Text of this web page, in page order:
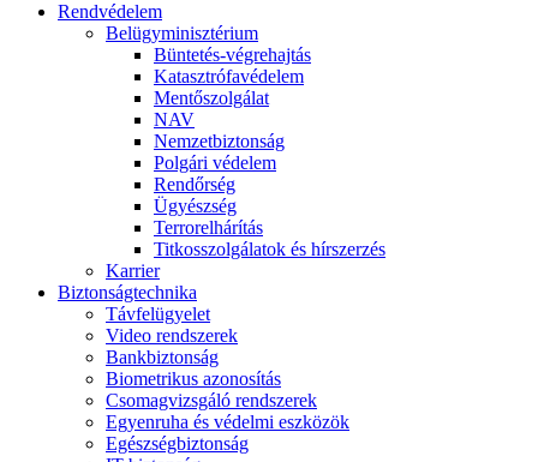
Rendvédelem
Belügyminisztérium
Büntetés-végrehajtás
Katasztrófavédelem
Mentőszolgálat
NAV
Nemzetbiztonság
Polgári védelem
Rendőrség
Ügyészség
Terrorelhárítás
Titkosszolgálatok és hírszerzés
Karrier
Biztonságtechnika
Távfelügyelet
Video rendszerek
Bankbiztonság
Biometrikus azonosítás
Csomagvizsgáló rendszerek
Egyenruha és védelmi eszközök
Egészségbiztonság